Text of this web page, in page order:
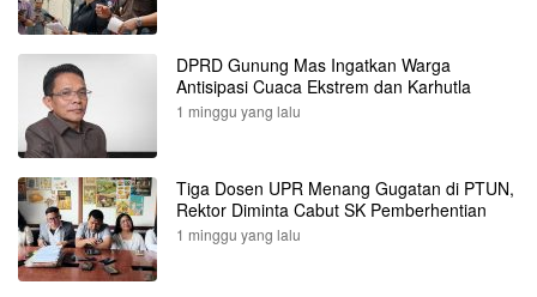
DPRD Gunung Mas Ingatkan Warga
Antisipasi Cuaca Ekstrem dan Karhutla
1 minggu yang lalu
Tiga Dosen UPR Menang Gugatan di PTUN,
Rektor Diminta Cabut SK Pemberhentian
1 minggu yang lalu